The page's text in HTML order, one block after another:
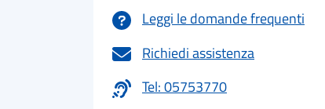
Leggi le domande frequenti
Richiedi assistenza
Tel: 05753770